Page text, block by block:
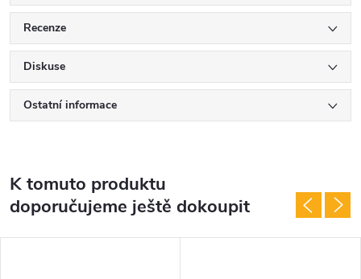
Recenze
Diskuse
Ostatní informace
K tomuto produktu
doporučujeme ještě dokoupit